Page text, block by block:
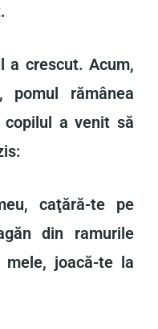
a crescut. Acum,
pomul rămânea
copilul a venit să
caţără-te pe
din ramurile
mele, joacă-te la